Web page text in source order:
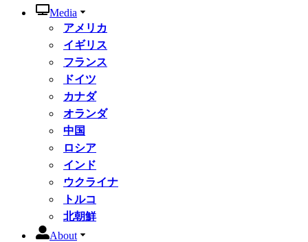
Media
アメリカ
イギリス
フランス
ドイツ
カナダ
オランダ
中国
ロシア
インド
ウクライナ
トルコ
北朝鮮
About